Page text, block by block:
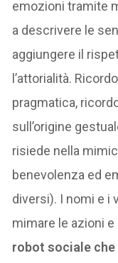
emozioni tramite
a descrivere le
aggiungere il
l’attorialità.
pragmatica,
sull’origine
risiede nella
benevolenza ed
diversi). I nomi e i
mimare le azioni e
robot sociale che